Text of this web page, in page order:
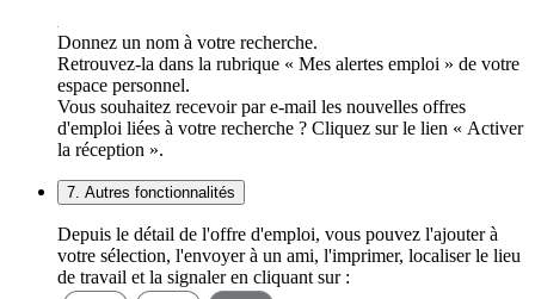
Donnez un nom à votre recherche.
Retrouvez-la dans la rubrique « Mes alertes emploi » de votre
espace personnel.
Vous souhaitez recevoir par e-mail les nouvelles offres
d'emploi liées à votre recherche ? Cliquez sur le lien « Activer
la réception ».
7. Autres fonctionnalités
Depuis le détail de l'offre d'emploi, vous pouvez l'ajouter à
votre sélection, l'envoyer à un ami, l'imprimer, localiser le lieu
de travail et la signaler en cliquant sur :